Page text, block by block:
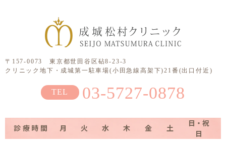
〒157-0073 東京都世田谷区砧8-23-3
クリニック地下・成城第一駐車場(小田急線高架下)21番(出口付近)
03-5727-0878
診療時間 月 火 水 木 金 土
日・祝
日